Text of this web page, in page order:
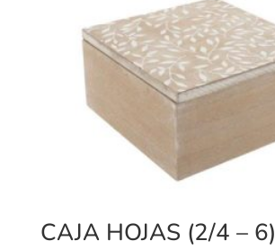
CAJA HOJAS (2/4 – 6)